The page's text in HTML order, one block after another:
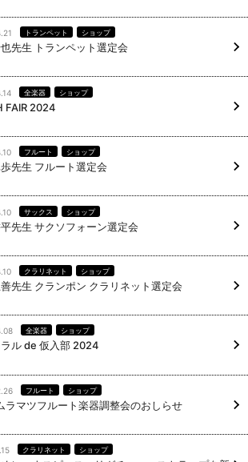
トランペット ショップ
先生 トランペット選定会
全楽器 ショップ
FAIR 2024
フルート ショップ
先生 フルート選定会
サックス ショップ
平先生 サクソフォーン選定会
クラリネット ショップ
先生 クランポン クラリネット選定会
全楽器 ショップ
ル de 仮入部 2024
フルート ショップ
ラマツフルート楽器調整会のおしらせ
クラリネット ショップ